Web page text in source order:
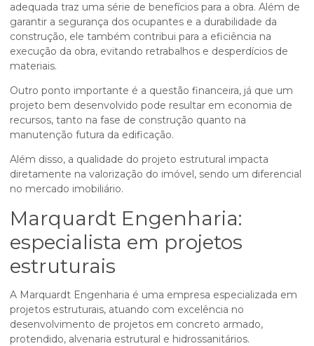
adequada traz uma série de benefícios para a obra. Além de
garantir a segurança dos ocupantes e a durabilidade da
construção, ele também contribui para a eficiência na
execução da obra, evitando retrabalhos e desperdícios de
materiais.
Outro ponto importante é a questão financeira, já que um
projeto bem desenvolvido pode resultar em economia de
recursos, tanto na fase de construção quanto na
manutenção futura da edificação.
Além disso, a qualidade do projeto estrutural impacta
diretamente na valorização do imóvel, sendo um diferencial
no mercado imobiliário.
Marquardt Engenharia:
especialista em projetos
estruturais
A Marquardt Engenharia é uma empresa especializada em
projetos estruturais, atuando com excelência no
desenvolvimento de projetos em concreto armado,
protendido, alvenaria estrutural e hidrossanitários.